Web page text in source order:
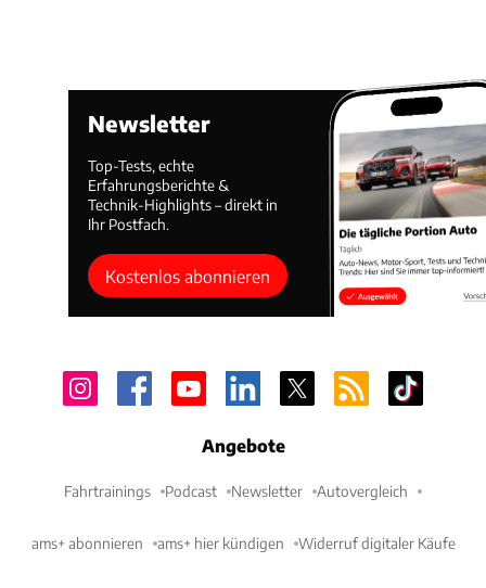
Newsletter
Top-Tests, echte
Erfahrungsberichte &
Technik-Highlights – direkt in
Ihr Postfach.
Kostenlos abonnieren
Angebote
Fahrtrainings Podcast Newsletter Autovergleich
ams+ abonnieren ams+ hier kündigen Widerruf digitaler Käufe